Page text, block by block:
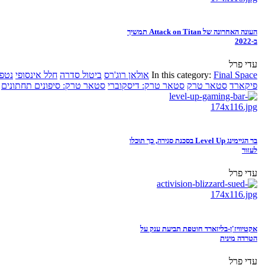
העונה האחרונה של Attack on Titan תמשיך
ב-2022
עדי פרל
In this category: Final Space אולאן רוג'רס ביטול סדרה חלל אינסופי
פיקארד סטאר טרק סטאר טרק: דיסקוברי סטאר טרק: סיפונים תחתונים
בר הגיימינג Level Up בסכנת סגירה, כך תוכלו
לעזור
עדי פרל
אקטיוויז'ן-בליזארד חוטפת תביעת ענק על
הטרדה מינית
עדי פרל